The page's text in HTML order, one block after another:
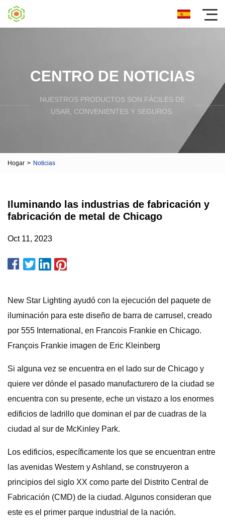
CENTRO DE NOTICIAS
NUESTROS PRODUCTOS SON FÁCILES DE
USAR, CONVENIENTES Y SEGUROS.
Hogar > Noticias
Iluminando las industrias de fabricación y
fabricación de metal de Chicago
Oct 11, 2023
New Star Lighting ayudó con la ejecución del paquete de
iluminación para este diseño de barra de carrusel, creado
por 555 International, en Francois Frankie en Chicago.
François Frankie imagen de Eric Kleinberg
Si alguna vez se encuentra en el lado sur de Chicago y
quiere ver dónde el pasado manufacturero de la ciudad se
encuentra con su presente, eche un vistazo a los enormes
edificios de ladrillo que dominan el par de cuadras de la
ciudad al sur de McKinley Park.
Los edificios, específicamente los que se encuentran entre
las avenidas Western y Ashland, se construyeron a
principios del siglo XX como parte del Distrito Central de
Fabricación (CMD) de la ciudad. Algunos consideran que
este es el primer parque industrial de la nación.